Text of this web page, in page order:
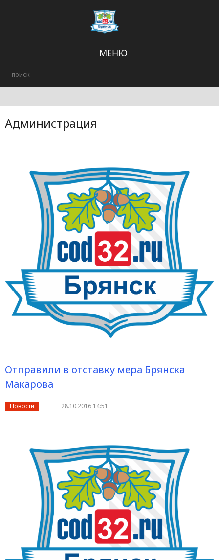
МЕНЮ
Городские события
Администрация
Отправили в отставку мера Брянска
Макарова
Новости 28.10.2016 14:51